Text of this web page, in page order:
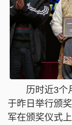
历时近3个月
于昨日举行颁
军在颁奖仪式